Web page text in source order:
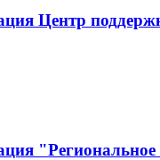
Центр